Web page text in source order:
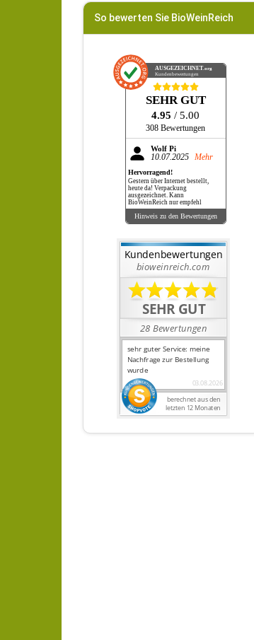
So bewerten Sie BioWeinReich
AUSGEZEICHNET.org
Kundenbewertungen
SEHR GUT
4.95 / 5.00
308 Bewertungen
Wolf Pi
10.07.2025 Mehr
Hervorragend!
Gestern über Internet bestellt,
heute da! Verpackung
ausgezeichnet. Kann
BioWeinReich nur empfehl
Hinweis zu den Bewertungen